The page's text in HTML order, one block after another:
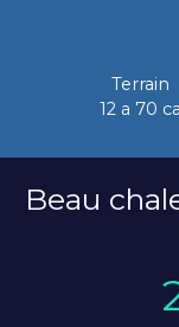
Terrain
12 a 70 ca
Beau